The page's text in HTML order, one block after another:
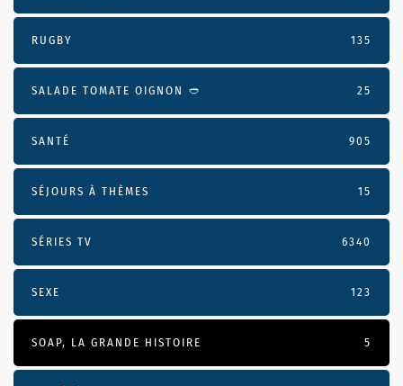
RUGBY 135
SALADE TOMATE OIGNON 🥙 25
SANTÉ 905
SÉJOURS À THÈMES 15
SÉRIES TV 6340
SEXE 123
SOAP, LA GRANDE HISTOIRE 5